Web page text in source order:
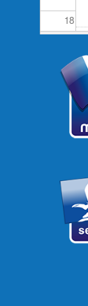
18
20
21
23